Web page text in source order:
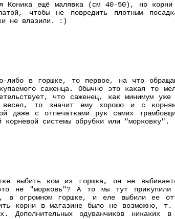
Коника ещё малявка (см 40-50), но
чтобы не повредить плотным
не влазили. :)
либо в горшке, то первое, на что
саженца. Обычно это какая то
что саженец, как минимум
то значит ему хорошо и с
даже с отпечатками рук самих
корневой системы обрубки или "морковку".
выбить ком из горшка, он не
не "морковь"? А то мы тут
в огромном горшке, и еле выбили ее
корни в магазине было не возможно,
Дополнительных одуванчиков